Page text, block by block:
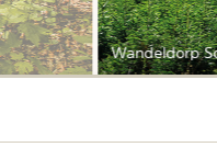
Wandeldorp